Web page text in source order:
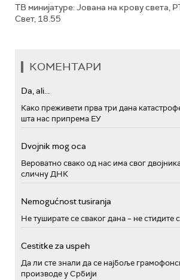
ТВ минијатуре: Јована на крову света,
Свет, 18.55
КОМЕНТАРИ
Da, ali...
Како преживети прва три дана
шта нас припрема ЕУ
Dvojnik mog oca
Вероватно свако од нас има свог
сличну ДНК
Nemogućnost tusiranja
Не туширате се сваког дана – не стидите
Cestitke za uspeh
Да ли сте знали да се најбоље
производе у Србији